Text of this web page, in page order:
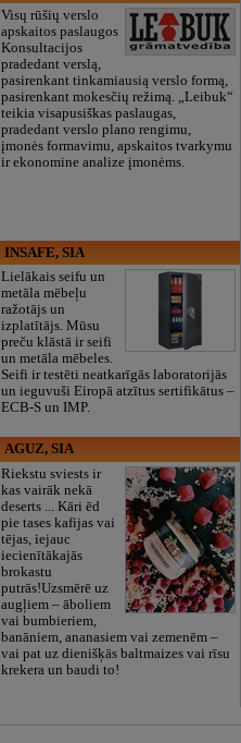
Visų rūšių verslo
apskaitos paslaugos
Konsultacijos
pradedant verslą,
pasirenkant tinkamiausią verslo formą,
pasirenkant mokesčių režimą. „Leibuk“
teikia visapusiškas paslaugas,
pradedant verslo plano rengimu,
įmonės formavimu, apskaitos tvarkymu
ir ekonomine analize įmonėms.
INSAFE, SIA
Lielākais seifu un
metāla mēbeļu
ražotājs un
izplatītājs. Mūsu
preču klāstā ir seifi
un metāla mēbeles.
Seifi ir testēti neatkarīgās laboratorijās
un ieguvuši Eiropā atzītus sertifikātus –
ECB-S un IMP.
AGUZ, SIA
Riekstu sviests ir
kas vairāk nekā
deserts ... Kāri ēd
pie tases kafijas vai
tējas, iejauc
iecienītākajās
brokastu
putrās!Uzsmērē uz
augļiem – āboliem
vai bumbieriem,
banāniem, ananasiem vai zemenēm –
vai pat uz dienišķās baltmaizes vai rīsu
krekera un baudi to!